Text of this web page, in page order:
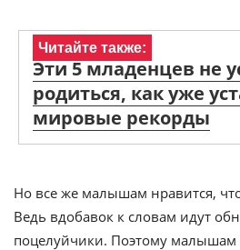
Читайте также:
Эти 5 младенцев не
родиться, как уже
мировые рекорды
Но все же малышам нравится,
Ведь вдобавок к словам идут
поцелуйчики. Поэтому малышам